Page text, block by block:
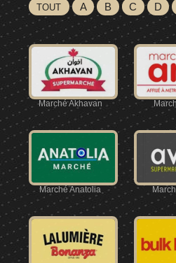
TOUT A B C D
Marché Akhavan
Marché Anatolia